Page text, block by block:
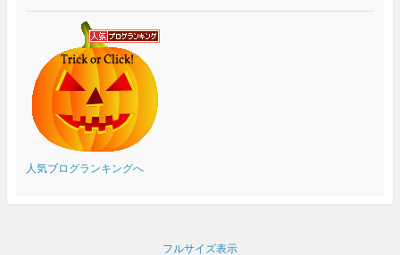
人気ブログランキングへ
フルサイズ表示